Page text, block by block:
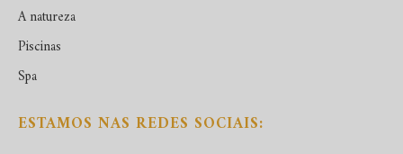
A natureza
Piscinas
Spa
ESTAMOS NAS REDES SOCIAIS: